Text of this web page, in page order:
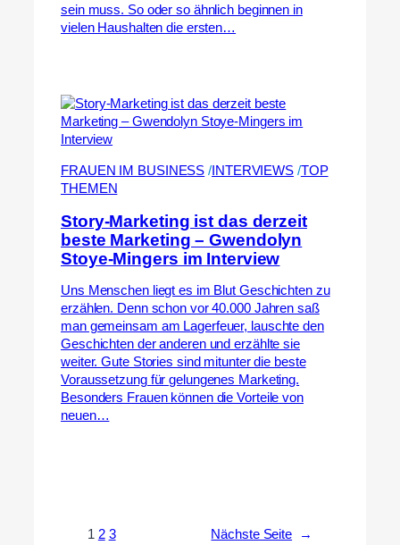
sein muss. So oder so ähnlich beginnen in
vielen Haushalten die ersten…
FRAUEN IM BUSINESS / INTERVIEWS /TOP
THEMEN
Story-Marketing ist das derzeit
beste Marketing – Gwendolyn
Stoye-Mingers im Interview
Uns Menschen liegt es im Blut Geschichten zu
erzählen. Denn schon vor 40.000 Jahren saß
man gemeinsam am Lagerfeuer, lauschte den
Geschichten der anderen und erzählte sie
weiter. Gute Stories sind mitunter die beste
Voraussetzung für gelungenes Marketing.
Besonders Frauen können die Vorteile von
neuen…
1 2 3 Nächste Seite →